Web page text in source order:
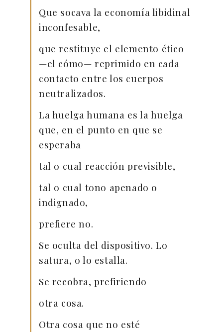
Que socava la economía libidinal
inconfesable,
que restituye el elemento ético
—el cómo— reprimido en cada
contacto entre los cuerpos
neutralizados.
La huelga humana es la huelga
que, en el punto en que se
esperaba
tal o cual reacción previsible,
tal o cual tono apenado o
indignado,
prefiere no.
Se oculta del dispositivo. Lo
satura, o lo estalla.
Se recobra, prefiriendo
otra cosa.
Otra cosa que no esté